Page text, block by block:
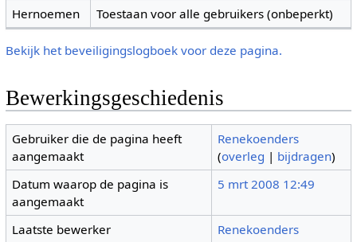
Hernoemen
Toestaan voor alle gebruikers (onbeperkt)
Bekijk het beveiligingslogboek voor deze pagina.
Bewerkingsgeschiedenis
Gebruiker die de pagina heeft
aangemaakt
Renekoenders
(overleg | bijdragen)
Datum waarop de pagina is
aangemaakt
5 mrt 2008 12:49
Laatste bewerker
Renekoenders